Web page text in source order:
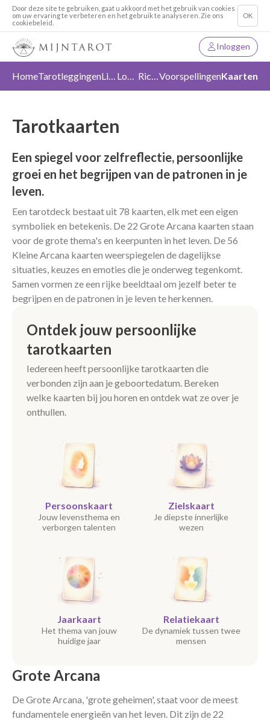
Door deze site te gebruiken, gaat u akkoord met het gebruik van cookies
om uw ervaring te verbeteren en het gebruik te analyseren. Zie ons
cookiebeleid.
OK
Inloggen
HomeTarotleggingen Liefde Loslaten RichtingVoorspellingenKaarten
Tarotkaarten
Een spiegel voor zelfreflectie, persoonlijke
groei en het begrijpen van de patronen in je
leven.
Een tarotdeck bestaat uit 78 kaarten, elk met een eigen
symboliek en betekenis. De 22 Grote Arcana kaarten staan
voor de grote thema's en keerpunten in het leven. De 56
Kleine Arcana kaarten weerspiegelen de dagelijkse
situaties, keuzes en emoties die je onderweg tegenkomt.
Samen vormen ze een rijke beeldtaal om jezelf beter te
begrijpen en de patronen in je leven te herkennen.
Ontdek jouw persoonlijke
tarotkaarten
Iedereen heeft persoonlijke tarotkaarten die
verbonden zijn aan je geboortedatum. Bereken
welke kaarten bij jou horen en ontdek wat ze over je
onthullen.
Persoonskaart
Jouw levensthema en
verborgen talenten
Zielskaart
Je diepste innerlijke
wezen
Jaarkaart
Het thema van jouw
huidige jaar
Relatiekaart
De dynamiek tussen twee
mensen
Grote Arcana
De Grote Arcana, 'grote geheimen', staat voor de meest
fundamentele energieën van het leven. Dit zijn de 22